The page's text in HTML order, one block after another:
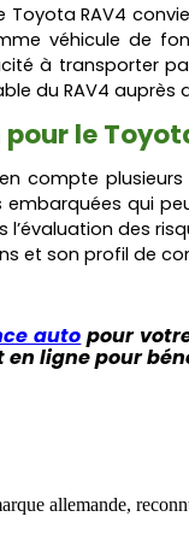
RAV4
véhicule de
à transporter
du RAV4 auprès
le
compte
qui
des
et son profil de
auto pour
ligne pour
allemande,